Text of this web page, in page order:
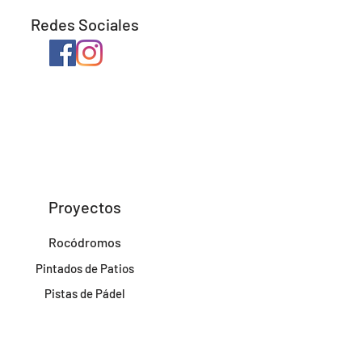
Redes Sociales
Proyectos
Rocódromos
Pintados de Patios
Pistas de Pádel